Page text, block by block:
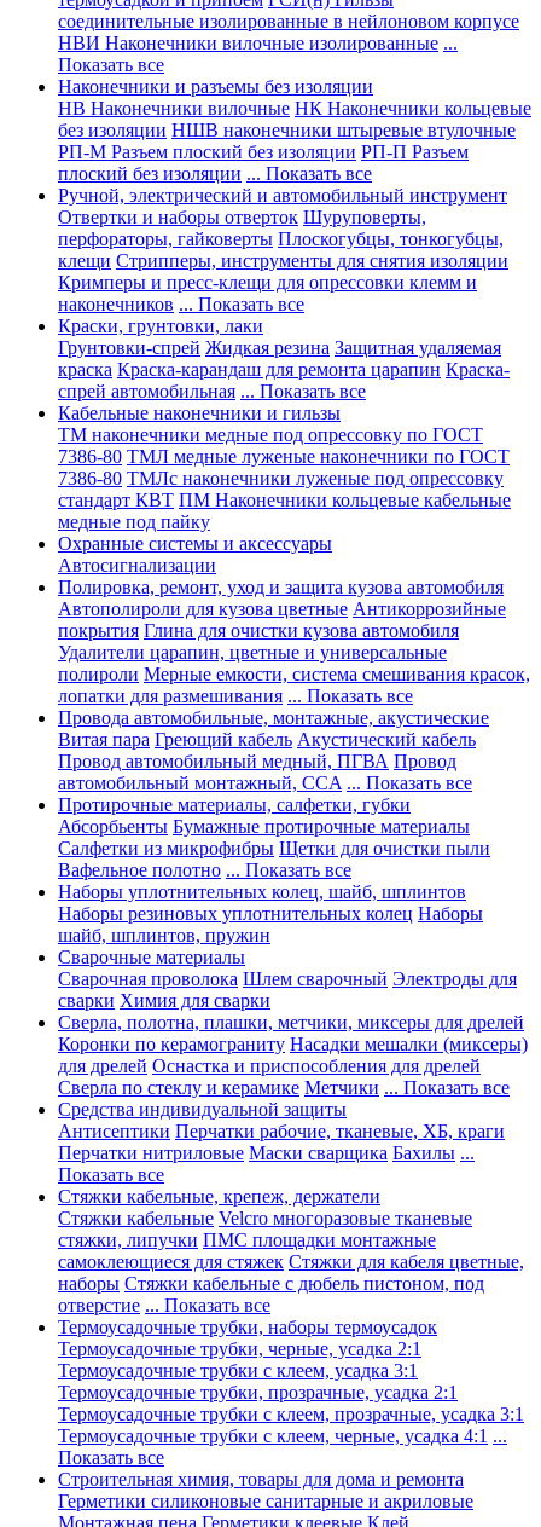
соединительные изолированные в нейлоновом корпусе
НВИ Наконечники вилочные изолированные ...
Показать все
Наконечники и разъемы без изоляции
НВ Наконечники вилочные НК Наконечники кольцевые
без изоляции НШВ наконечники штыревые втулочные
РП-М Разъем плоский без изоляции РП-П Разъем
плоский без изоляции ... Показать все
Ручной, электрический и автомобильный инструмент
Отвертки и наборы отверток Шуруповерты,
перфораторы, гайковерты Плоскогубцы, тонкогубцы,
клещи Стрипперы, инструменты для снятия изоляции
Кримперы и пресс-клещи для опрессовки клемм и
наконечников ... Показать все
Краски, грунтовки, лаки
Грунтовки-спрей Жидкая резина Защитная удаляемая
краска Краска-карандаш для ремонта царапин Краска-
спрей автомобильная ... Показать все
Кабельные наконечники и гильзы
ТМ наконечники медные под опрессовку по ГОСТ
7386-80 ТМЛ медные луженые наконечники по ГОСТ
7386-80 ТМЛс наконечники луженые под опрессовку
стандарт КВТ ПМ Наконечники кольцевые кабельные
медные под пайку
Охранные системы и аксессуары
Автосигнализации
Полировка, ремонт, уход и защита кузова автомобиля
Автополироли для кузова цветные Антикоррозийные
покрытия Глина для очистки кузова автомобиля
Удалители царапин, цветные и универсальные
полироли Мерные емкости, система смешивания красок,
лопатки для размешивания ... Показать все
Провода автомобильные, монтажные, акустические
Витая пара Греющий кабель Акустический кабель
Провод автомобильный медный, ПГВА Провод
автомобильный монтажный, CCA ... Показать все
Протирочные материалы, салфетки, губки
Абсорбьенты Бумажные протирочные материалы
Салфетки из микрофибры Щетки для очистки пыли
Вафельное полотно ... Показать все
Наборы уплотнительных колец, шайб, шплинтов
Наборы резиновых уплотнительных колец Наборы
шайб, шплинтов, пружин
Сварочные материалы
Сварочная проволока Шлем сварочный Электроды для
сварки Химия для сварки
Сверла, полотна, плашки, метчики, миксеры для дрелей
Коронки по керамограниту Насадки мешалки (миксеры)
для дрелей Оснастка и приспособления для дрелей
Сверла по стеклу и керамике Метчики ... Показать все
Средства индивидуальной защиты
Антисептики Перчатки рабочие, тканевые, ХБ, краги
Перчатки нитриловые Маски сварщика Бахилы ...
Показать все
Стяжки кабельные, крепеж, держатели
Стяжки кабельные Velcro многоразовые тканевые
стяжки, липучки ПМС площадки монтажные
самоклеющиеся для стяжек Стяжки для кабеля цветные,
наборы Стяжки кабельные с дюбель пистоном, под
отверстие ... Показать все
Термоусадочные трубки, наборы термоусадок
Термоусадочные трубки, черные, усадка 2:1
Термоусадочные трубки с клеем, усадка 3:1
Термоусадочные трубки, прозрачные, усадка 2:1
Термоусадочные трубки с клеем, прозрачные, усадка 3:1
Термоусадочные трубки с клеем, черные, усадка 4:1 ...
Показать все
Строительная химия, товары для дома и ремонта
Герметики силиконовые санитарные и акриловые
Монтажная пена Герметики клеевые Клей